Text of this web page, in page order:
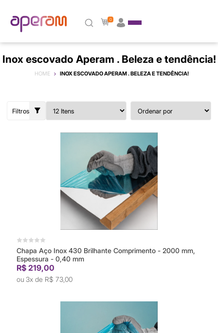
0
Inox escovado Aperam . Beleza e tendência!
HOME INOX ESCOVADO APERAM . BELEZA E TENDÊNCIA!
Filtros
Chapa Aço Inox 430 Brilhante Comprimento - 2000 mm,
Espessura - 0,40 mm
R$ 219,00
3x de R$ 73,00